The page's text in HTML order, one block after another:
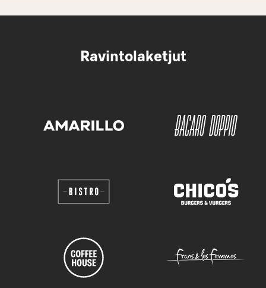
Ravintolaketjut